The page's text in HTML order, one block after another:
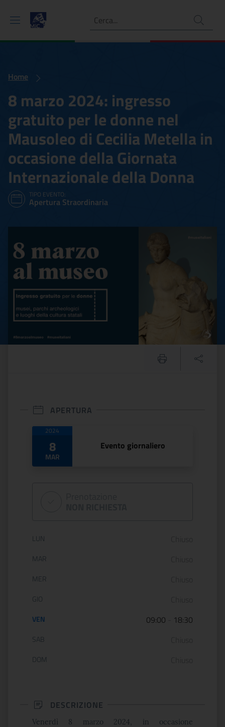
Ricerca
Home
8 marzo 2024: ingresso
gratuito per le donne nel
Mausoleo di Cecilia Metella in
occasione della Giornata
Internazionale della Donna
TIPO EVENTO:
Apertura Straordinaria
8 marzo 2024: ingresso
APERTURA
Date di apertura
2024
8
MAR
Evento giornaliero
Orario di apertura:
LUN
MAR
MER
GIO
VEN 09:00 18:30
SAB
DOM
DESCRIZIONE
Venerdì 8 marzo 2024, in occasione